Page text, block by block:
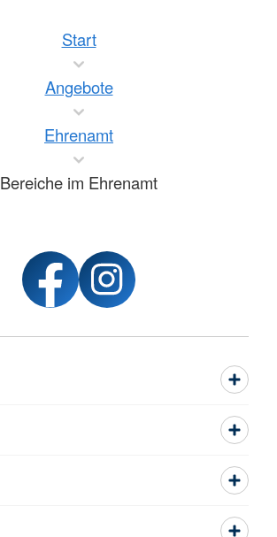
Start
Angebote
Ehrenamt
Bereiche im Ehrenamt